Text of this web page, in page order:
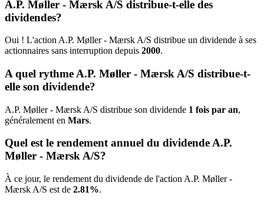
A.P. Møller - Mærsk A/S distribue-t-elle des
dividendes?
Oui ! L'action A.P. Møller - Mærsk A/S distribue un dividende à ses
actionnaires sans interruption depuis 2000.
A quel rythme A.P. Møller - Mærsk A/S distribue-t-
elle son dividende?
A.P. Møller - Mærsk A/S distribue son dividende 1 fois par an,
généralement en Mars.
Quel est le rendement annuel du dividende A.P.
Møller - Mærsk A/S?
À ce jour, le rendement du dividende de l'action A.P. Møller -
Mærsk A/S est de 2.81%.